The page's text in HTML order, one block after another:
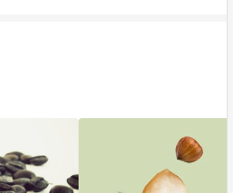
稱者(指定活動店家除外) 3. 訂